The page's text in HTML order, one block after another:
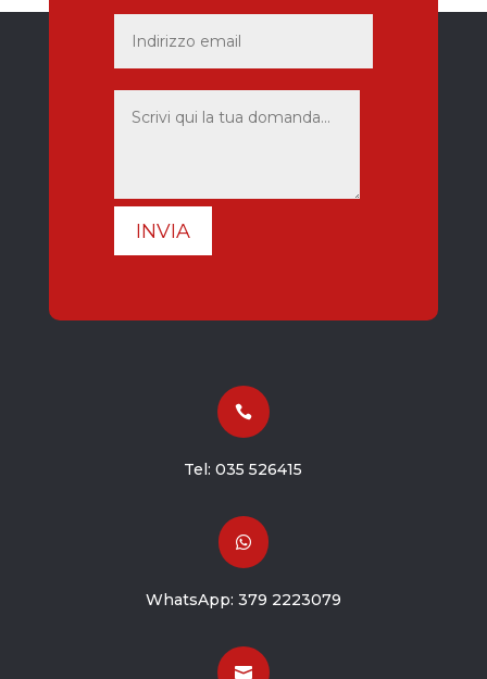
INVIA

Tel:035 526415

WhatsApp: 379 2223079
